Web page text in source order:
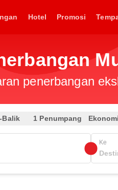
Hotel Promosi
penerbangan
Balik 1 Penumpang Ekonomi
Ke